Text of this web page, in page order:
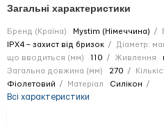
Загальні характеристики
Бренд (Країна) Mystim (Німеччина)
IPX4 – захист від бризок
Діаметр:
що вводиться (мм)
110 Живлення
Загальна довжина (мм)
270
Фіолетовий
Матеріал Силікон
Всі характеристики